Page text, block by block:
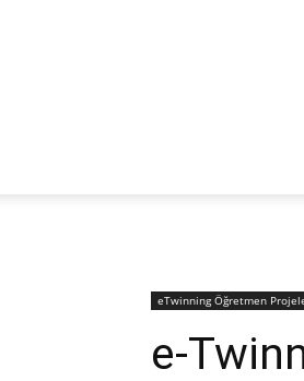
eTwinning Öğretmen
e-